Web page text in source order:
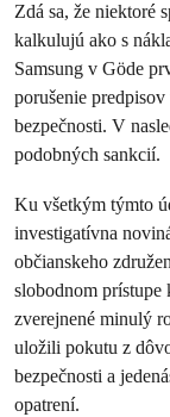
Zdá sa, že niektoré
kalkulujú ako s
Samsung v Göde
porušenie
bezpečnosti. V
podobných sankcií.
Ku všetkým týmto
investigatívna
občianskeho
slobodnom
zverejnené minulý
uložili pokutu z
bezpečnosti a
opatrení.